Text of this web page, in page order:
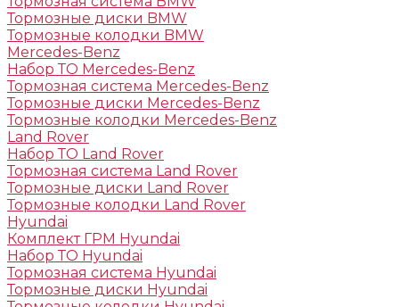
Тормозные диски BMW
Тормозные колодки BMW
Mercedes-Benz
Набор ТО Mercedes-Benz
Тормозная система Mercedes-Benz
Тормозные диски Mercedes-Benz
Тормозные колодки Mercedes-Benz
Land Rover
Набор ТО Land Rover
Тормозная система Land Rover
Тормозные диски Land Rover
Тормозные колодки Land Rover
Hyundai
Комплект ГРМ Hyundai
Набор ТО Hyundai
Тормозная система Hyundai
Тормозные диски Hyundai